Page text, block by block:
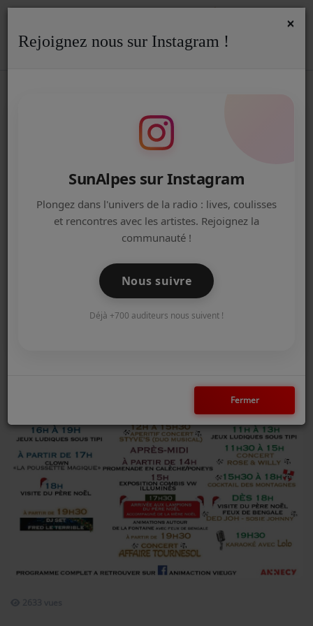
ACTUALITÉS DE LA RADIO
EQUIPE
ARTISTES
NOS PARTENAIRES
COMMENT NOUS ÉCOUTER ?
PHOTOS
PODCASTS
Participez
VIEUGY - SORTIES LOCALES
×
Rejoignez nous sur Instagram !
SunAlpes sur Instagram
Plongez dans l'univers de la radio : lives, coulisses
et rencontres avec les artistes. Rejoignez la
communauté !
Nous suivre
Déjà +700 auditeurs nous suivent !
Fermer